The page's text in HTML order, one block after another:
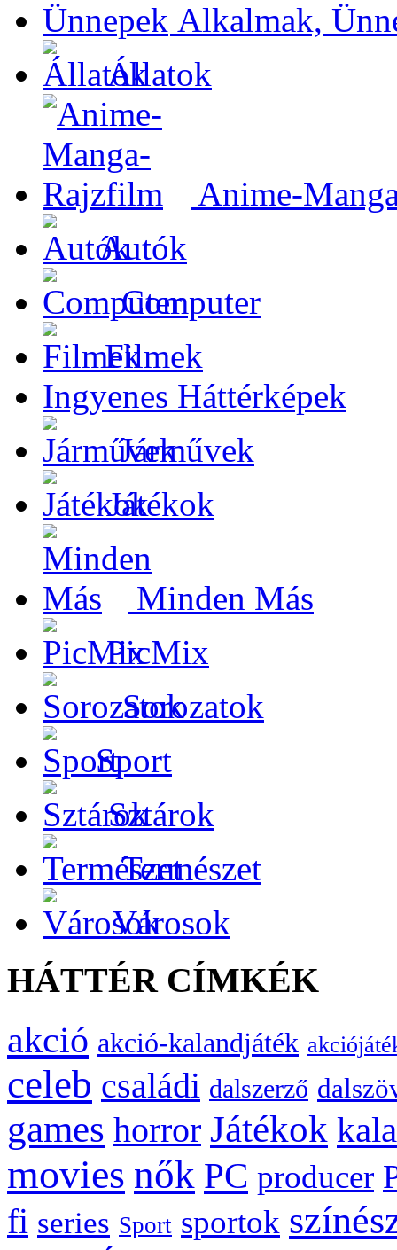
Alkalmak,
Állatok
Anime-
Autók
Computer
Filmek
Ingyenes Háttérképek
Járművek
Játékok
Minden Más
PicMix
Sorozatok
Sport
Sztárok
Természet
Városok
HÁTTÉR CÍMKÉK
akció akció-kalandjáték
celeb családi dalszerző
games horror Játékok
movies nők PC producer
fi series Sport sportok